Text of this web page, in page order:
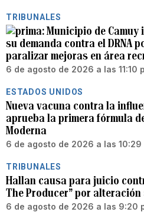
TRIBUNALES
Municipio de Camuy
su demanda contra el DRNA
paralizar mejoras en área
6 de agosto de 2026 a las 11:10
ESTADOS UNIDOS
Nueva vacuna contra la
aprueba la primera fórmula
Moderna
6 de agosto de 2026 a las 10:29
TRIBUNALES
Hallan causa para juicio
The Producer” por alteración
6 de agosto de 2026 a las 9:20